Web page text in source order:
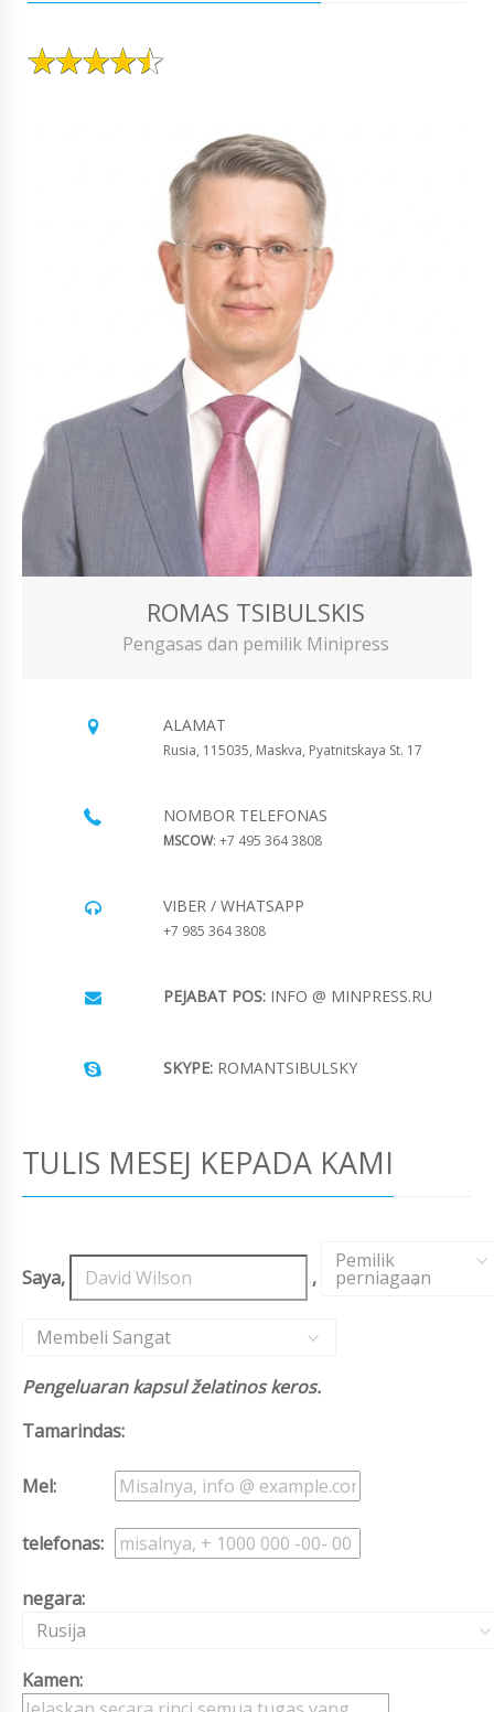
ROMAS TSIBULSKIS
Pengasas dan pemilik Minipress
ALAMAT
Rusia, 115035, Maskva, Pyatnitskaya St. 17
NOMBOR TELEFONAS
MSCOW: +7 495 364 3808
VIBER / WHATSAPP
+7 985 364 3808
PEJABAT POS: INFO @ MINPRESS.RU
SKYPE: ROMANTSIBULSKY
TULIS MESEJ KEPADA KAMI
Saya, ,
Pemilik
perniagaan
,
Membeli Sangat
Pengeluaran kapsul želatinos keros.
Tamarindas:
Mel:
telefonas:
negara:
Rusija
Kamen: